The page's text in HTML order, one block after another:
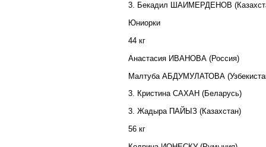
3. Бекадил ШАИМЕРДЕНОВ
Юниорки
44 кг
Анастасия ИВАНОВА (Россия)
Малтуба АБДУМУЛАТОВА
3. Кристина САХАН (Беларусь)
3. Жадыра ПАЙЫЗ (Казахстан)
56 кг